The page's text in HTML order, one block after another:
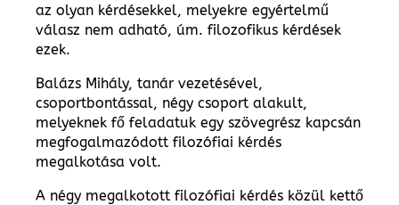
az olyan kérdésekkel, melyekre egyértelmű
válasz nem adható, úm. filozofikus kérdések
ezek.
Balázs Mihály, tanár vezetésével,
csoportbontással, négy csoport alakult,
melyeknek fő feladatuk egy szövegrész kapcsán
megfogalmazódott filozófiai kérdés
megalkotása volt.
A négy megalkotott filozófiai kérdés közül kettő